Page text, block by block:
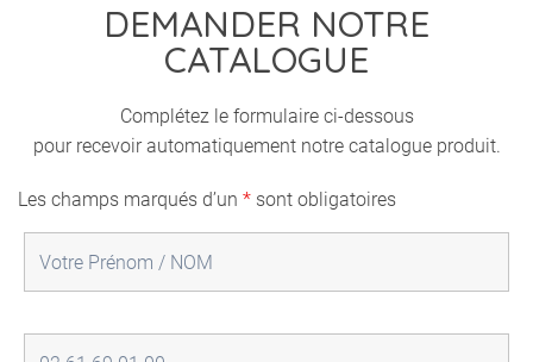
DEMANDER NOTRE
CATALOGUE
Complétez le formulaire ci-dessous
pour recevoir automatiquement notre catalogue produit.
Les champs marqués d’un * sont obligatoires